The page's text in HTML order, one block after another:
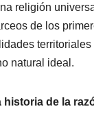
religión
de los
natural ideal.
de la